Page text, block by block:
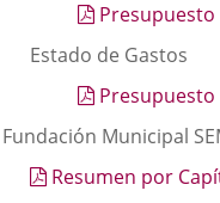
Estado de Gastos
Municipal
Resumen por